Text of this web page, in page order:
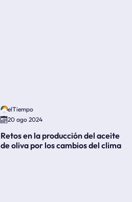
elTiempo
20 ago 2024
Retos en la producción del aceite
de oliva por los cambios del clima